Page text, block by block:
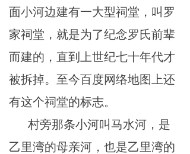
面小河边建有一大型祠堂，叫 罗
家祠堂，就是为了纪念罗氏前辈
而建的，直到上世纪七十年代才
被拆掉。至今百度网络地图上还
有这个祠堂的标志。
村旁那条小河叫马水河， 是
乙里湾的母亲河，也是乙里湾的